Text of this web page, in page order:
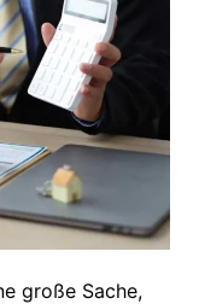
große Sache,